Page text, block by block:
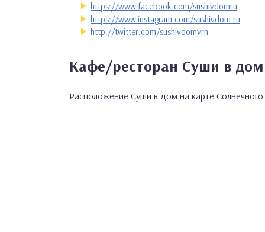
https://www.facebook.com/sushivdomru
https://www.instagram.com/sushivdom.ru
http://twitter.com/sushivdomvrn
Кафе/ресторан Суши в дом
Расположение Суши в дом на карте Солнечного